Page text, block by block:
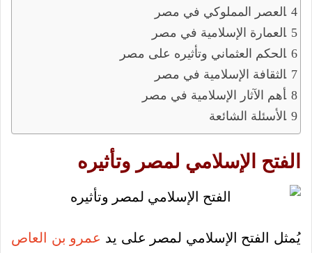
العصر المملوكي في مصر
العمارة الإسلامية في مصر
الحكم العثماني وتأثيره على مصر
الثقافة الإسلامية في مصر
أهم الآثار الإسلامية في مصر
الأسئلة الشائعة
الفتح الإسلامي لمصر وتأثيره
يُمثل الفتح الإسلامي لمصر على يد عمرو بن العاص